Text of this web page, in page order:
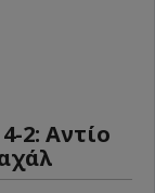
2: Αντίο